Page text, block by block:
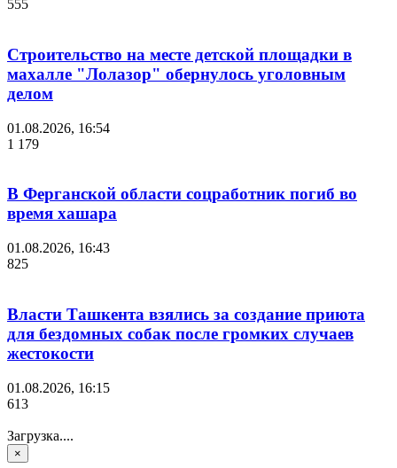
555
Строительство на месте детской площадки в
махалле "Лолазор" обернулось уголовным
делом
01.08.2026, 16:54
1 179
В Ферганской области соцработник погиб во
время хашара
01.08.2026, 16:43
825
Власти Ташкента взялись за создание приюта
для бездомных собак после громких случаев
жестокости
01.08.2026, 16:15
613
Загрузка....
×